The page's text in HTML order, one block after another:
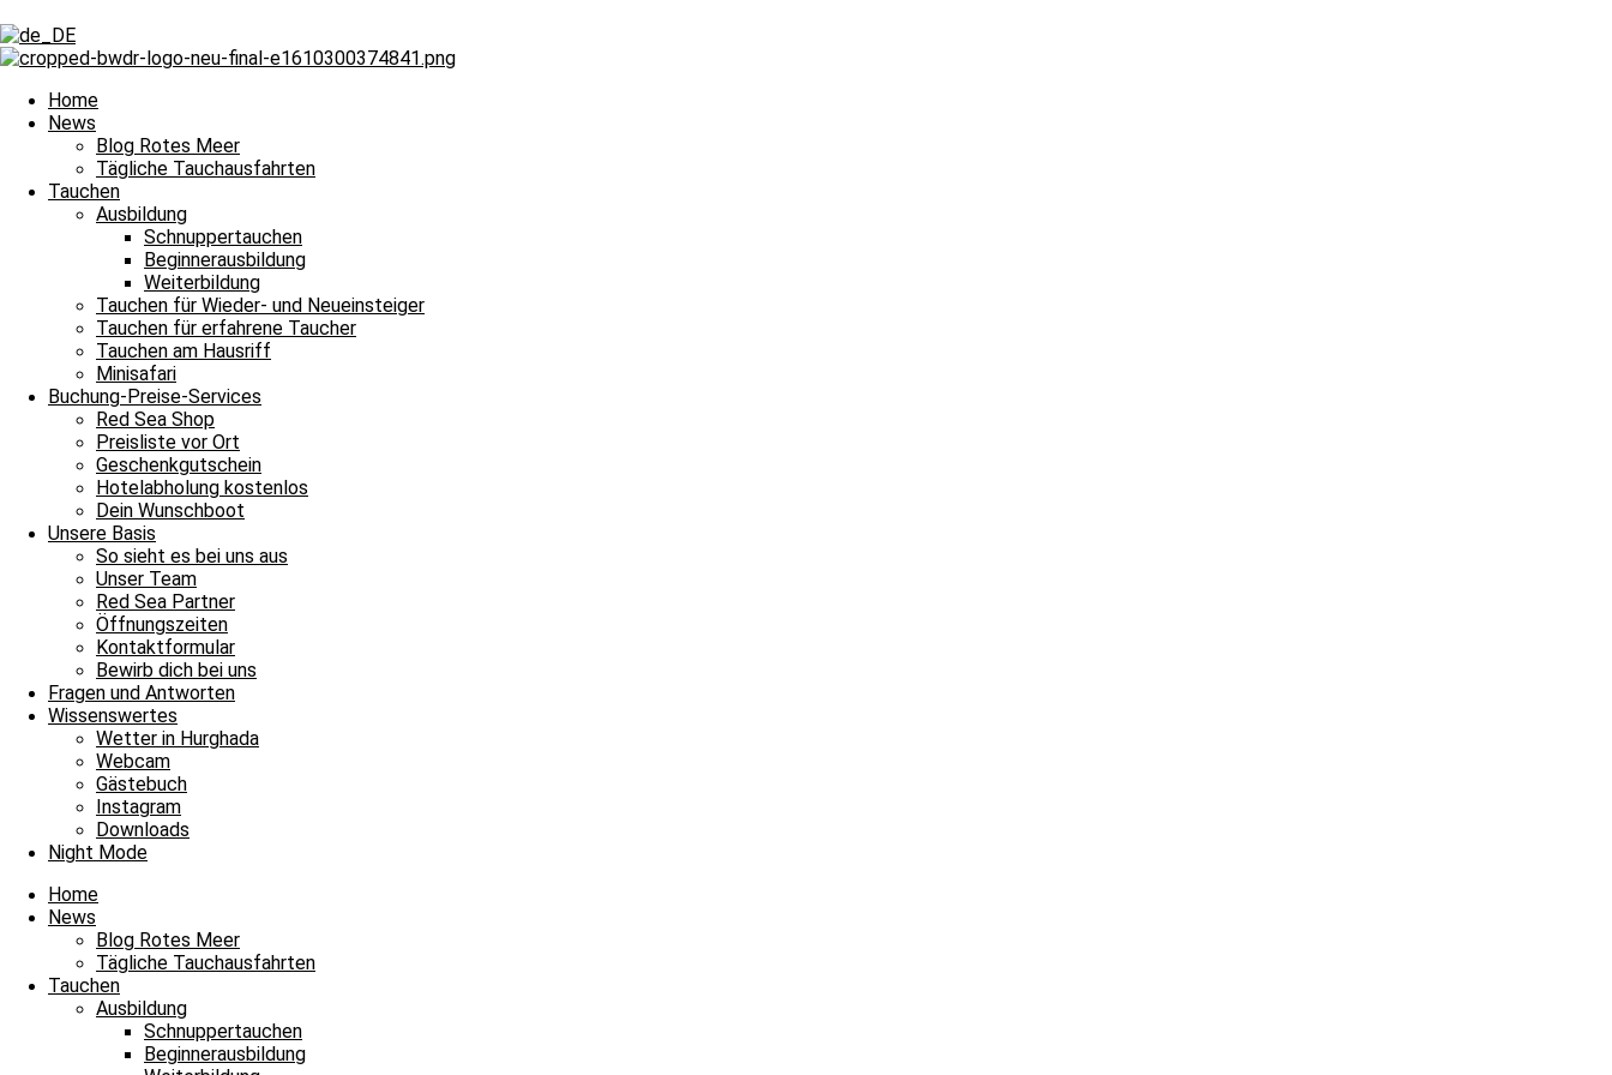
Home
News
Blog Rotes Meer
Tägliche Tauchausfahrten
Tauchen
Ausbildung
Schnuppertauchen
Beginnerausbildung
Weiterbildung
Tauchen für Wieder- und Neueinsteiger
Tauchen für erfahrene Taucher
Tauchen am Hausriff
Minisafari
Buchung-Preise-Services
Red Sea Shop
Preisliste vor Ort
Geschenkgutschein
Hotelabholung kostenlos
Dein Wunschboot
Unsere Basis
So sieht es bei uns aus
Unser Team
Red Sea Partner
Öffnungszeiten
Kontaktformular
Bewirb dich bei uns
Fragen und Antworten
Wissenswertes
Wetter in Hurghada
Webcam
Gästebuch
Instagram
Downloads
Night Mode
Home
News
Blog Rotes Meer
Tägliche Tauchausfahrten
Tauchen
Ausbildung
Schnuppertauchen
Beginnerausbildung
Schlagwort: Day
Schlagwort: Day
Schlagwort: Day
Tägliche Tauchausfahrten
Fröhlichen Wochenstart
Fröhlichen Wochenstart und damit heißt es Leinen los für unsere täglichen Tauchausfahrten im März 2024! Unsere Tauchguides berichten an dieser Stelle jeden
Weiterlesen »
4. März 2024Keine Kommentare
Impressum
Datenschutz
Kontakt
Stellenangebote / Jobsuche
Red Sea Partner
Red Sea Shop
News
Unsere Basis
Tauchen
Fragen und Antworten
Envelope Facebook Youtube
Blue Water Dive Resort
Arabella/Arabia Azur Resorts
0000 Hurghada / Red Sea / Egypt
Tel: +20 122 312 6307